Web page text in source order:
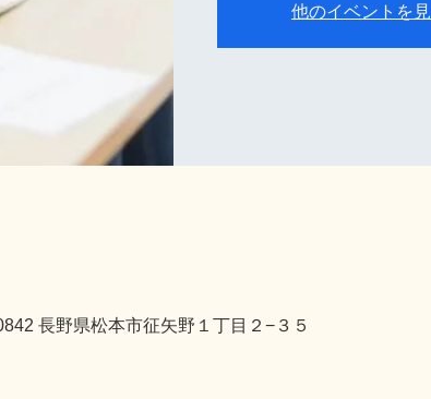
他のイベントを
長野県松本市征矢野１丁目２−３５